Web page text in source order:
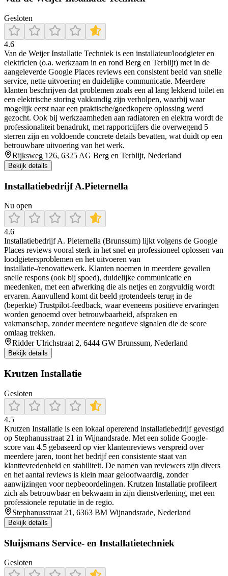
Gesloten
4.6
Van de Weijer Installatie Techniek is een installateur/loodgieter en
elektricien (o.a. werkzaam in en rond Berg en Terblijt) met in de
aangeleverde Google Places reviews een consistent beeld van snelle
service, nette uitvoering en duidelijke communicatie. Meerdere
klanten beschrijven dat problemen zoals een al lang lekkend toilet en
een elektrische storing vakkundig zijn verholpen, waarbij waar
mogelijk eerst naar een praktische/goedkopere oplossing werd
gezocht. Ook bij werkzaamheden aan radiatoren en elektra wordt de
professionaliteit benadrukt, met rapportcijfers die overwegend 5
sterren zijn en voldoende concrete details bevatten, wat duidt op een
betrouwbare uitvoering van het werk.
Rijksweg 126, 6325 AG Berg en Terblijt, Nederland
Bekijk details
Installatiebedrijf A.Pieternella
Nu open
4.6
Installatiebedrijf A. Pieternella (Brunssum) lijkt volgens de Google
Places reviews vooral sterk in het snel en professioneel oplossen van
loodgietersproblemen en het uitvoeren van
installatie-/renovatiewerk. Klanten noemen in meerdere gevallen
snelle respons (ook bij spoed), duidelijke communicatie en
meedenken, met een afwerking die als netjes en zorgvuldig wordt
ervaren. Aanvullend komt dit beeld grotendeels terug in de
(beperkte) Trustpilot-feedback, waar eveneens positieve ervaringen
worden genoemd over betrouwbaarheid, afspraken en
vakmanschap, zonder meerdere negatieve signalen die de score
omlaag trekken.
Ridder Ulrichstraat 2, 6444 GW Brunssum, Nederland
Bekijk details
Krutzen Installatie
Gesloten
4.5
Krutzen Installatie is een lokaal opererend installatiebedrijf gevestigd
op Stephanusstraat 21 in Wijnandsrade. Met een solide Google-
score van 4.5 gebaseerd op vier klantenreviews verspreid over
meerdere jaren, toont het bedrijf een consistente staat van
klanttevredenheid en stabiliteit. De namen van reviewers zijn divers
en het aantal reviews is klein maar geloofwaardig, zonder
aanwijzingen voor nepbeoordelingen. Krutzen Installatie profileert
zich als betrouwbaar en bekwaam in zijn dienstverlening, met een
professionele reputatie in de regio.
Stephanusstraat 21, 6363 BM Wijnandsrade, Nederland
Bekijk details
Sluijsmans Service- en Installatietechniek
Gesloten